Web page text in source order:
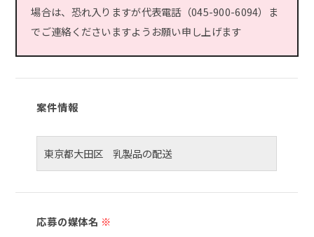
場合は、恐れ入りますが代表電話（045-900-6094）ま
でご連絡くださいますようお願い申し上げます
案件情報
応募の媒体名 ※